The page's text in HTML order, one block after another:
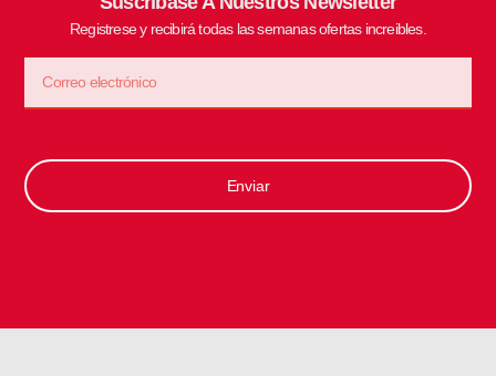
Registrese y recibirá todas las semanas ofertas increibles.
Enviar